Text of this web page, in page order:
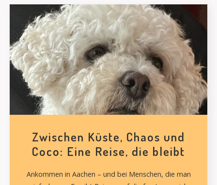
Zwischen Küste, Chaos und
Coco: Eine Reise, die bleibt
Ankommen in Aachen – und bei Menschen, die man